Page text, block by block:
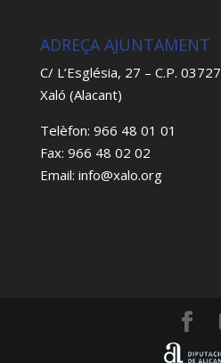
ADREÇA AJUNTAMENT
C/ L’Església, 27 – C.P. 03727
Xaló (Alacant)
Telèfon: 966 48 01 01
Fax: 966 48 02 02
Email: info@xalo.org